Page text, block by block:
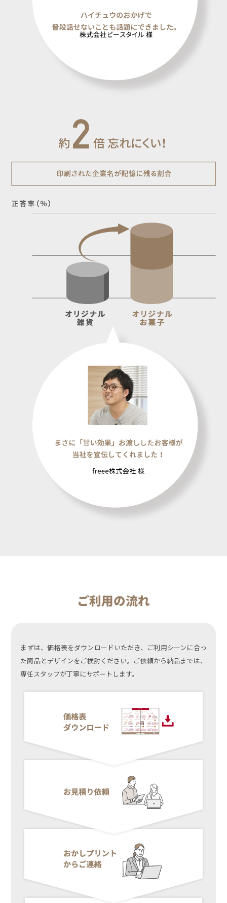
ご利用の流れ
まずは、価格表をダウンロードいただき、 ご利用シーンに合っ
た商品とデザインをご検討ください。 ご依頼から納品までは、
専任スタッフが丁寧にサポートします。